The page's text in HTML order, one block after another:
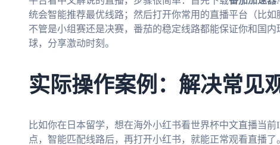
统会智能推荐最优线路；然后打开你常用的直播平台（比如
不管是小组赛还是决赛，番茄的稳定线路都能保证你和国
球，分享激动时刻。
实际操作案例：解决常见
比如你在日本留学，想在海外小红书看世界杯中文直播当前
点，智能匹配线路后，再打开小红书，就能正常观看直播